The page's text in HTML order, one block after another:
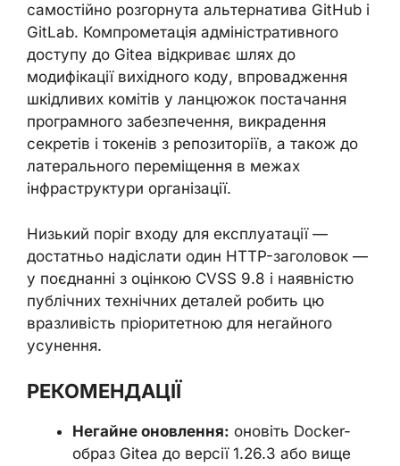
самостійно розгорнута альтернатива GitHub і
GitLab. Компрометація адміністративного
доступу до Gitea відкриває шлях до
модифікації вихідного коду, впровадження
шкідливих комітів у ланцюжок постачання
програмного забезпечення, викрадення
секретів і токенів з репозиторіїв, а також до
латерального переміщення в межах
інфраструктури організації.
Низький поріг входу для експлуатації —
достатньо надіслати один HTTP-заголовок —
у поєднанні з оцінкою CVSS 9.8 і наявністю
публічних технічних деталей робить цю
вразливість пріоритетною для негайного
усунення.
РЕКОМЕНДАЦІЇ
Негайне оновлення: оновіть Docker-
образ Gitea до версії 1.26.3 або вище